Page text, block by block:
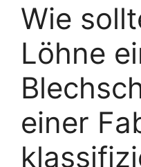
Wie
Löhne
einer